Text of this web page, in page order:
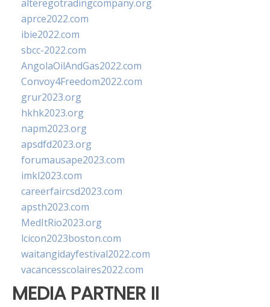
alteregotradingcompany.org
aprce2022.com
ibie2022.com
sbcc-2022.com
AngolaOilAndGas2022.com
Convoy4Freedom2022.com
grur2023.org
hkhk2023.org
napm2023.org
apsdfd2023.org
forumausape2023.com
imkl2023.com
careerfaircsd2023.com
apsth2023.com
MedItRio2023.org
lcicon2023boston.com
waitangidayfestival2022.com
vacancesscolaires2022.com
MEDIA PARTNER II